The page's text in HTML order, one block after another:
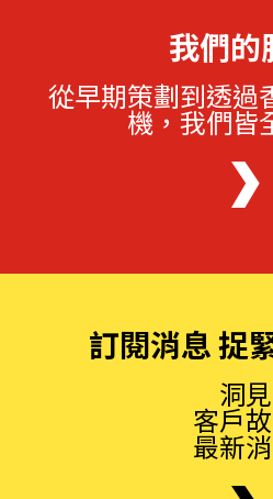
我們的
從早期策劃到透過
機，我們皆
訂閱消息 捉
洞見
客戶
最新